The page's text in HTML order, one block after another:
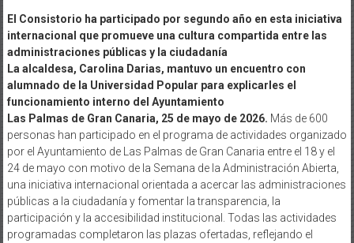
El Consistorio ha participado por segundo año en esta iniciativa
internacional que promueve una cultura compartida entre las
administraciones públicas y la ciudadanía
La alcaldesa, Carolina Darias, mantuvo un encuentro con
alumnado de la Universidad Popular para explicarles el
funcionamiento interno del Ayuntamiento
Las Palmas de Gran Canaria, 25 de mayo de 2026. Más de 600
personas han participado en el programa de actividades organizado
por el Ayuntamiento de Las Palmas de Gran Canaria entre el 18 y el
24 de mayo con motivo de la Semana de la Administración Abierta,
una iniciativa internacional orientada a acercar las administraciones
públicas a la ciudadanía y fomentar la transparencia, la
participación y la accesibilidad institucional. Todas las actividades
programadas completaron las plazas ofertadas, reflejando el